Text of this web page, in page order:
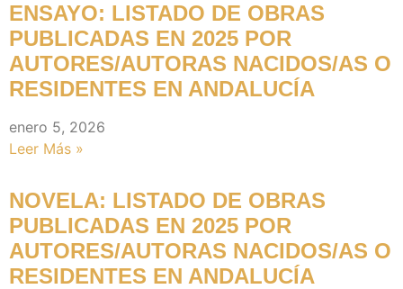
ENSAYO: LISTADO DE OBRAS
PUBLICADAS EN 2025 POR
AUTORES/AUTORAS NACIDOS/AS O
RESIDENTES EN ANDALUCÍA
enero 5, 2026
Leer Más »
NOVELA: LISTADO DE OBRAS
PUBLICADAS EN 2025 POR
AUTORES/AUTORAS NACIDOS/AS O
RESIDENTES EN ANDALUCÍA